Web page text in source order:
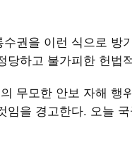
권을 이런 식으로 방
당하고 불가피한 헌법
무모한 안보 자해 행
임을 경고한다. 오늘